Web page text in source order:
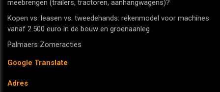
meebrengen (trailers, tractoren, aanhangwagens)?
Kopen vs. leasen vs. tweedehands: rekenmodel voor machines
vanaf 2.500 euro in de bouw en groenaanleg
Palmaers Zomeracties
Google Translate
Adres